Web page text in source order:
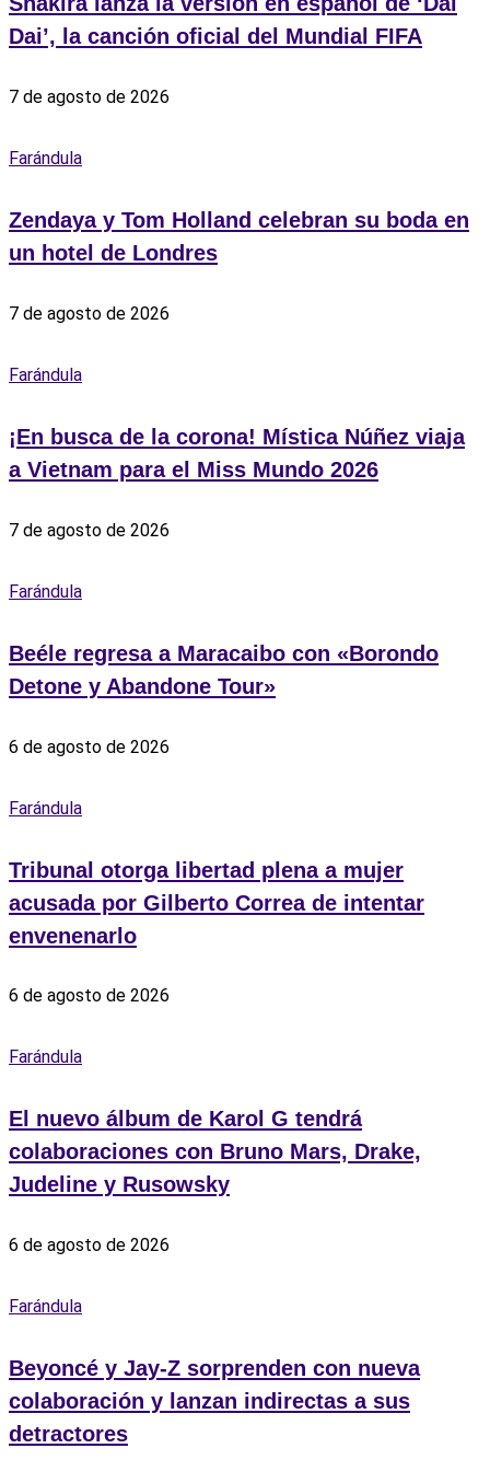
Dai’, la canción oficial del Mundial FIFA
7 de agosto de 2026
Farándula
Zendaya y Tom Holland celebran su boda en
un hotel de Londres
7 de agosto de 2026
Farándula
¡En busca de la corona! Mística Núñez viaja
a Vietnam para el Miss Mundo 2026
7 de agosto de 2026
Farándula
Beéle regresa a Maracaibo con «Borondo
Detone y Abandone Tour»
6 de agosto de 2026
Farándula
Tribunal otorga libertad plena a mujer
acusada por Gilberto Correa de intentar
envenenarlo
6 de agosto de 2026
Farándula
El nuevo álbum de Karol G tendrá
colaboraciones con Bruno Mars, Drake,
Judeline y Rusowsky
6 de agosto de 2026
Farándula
Beyoncé y Jay-Z sorprenden con nueva
colaboración y lanzan indirectas a sus
detractores